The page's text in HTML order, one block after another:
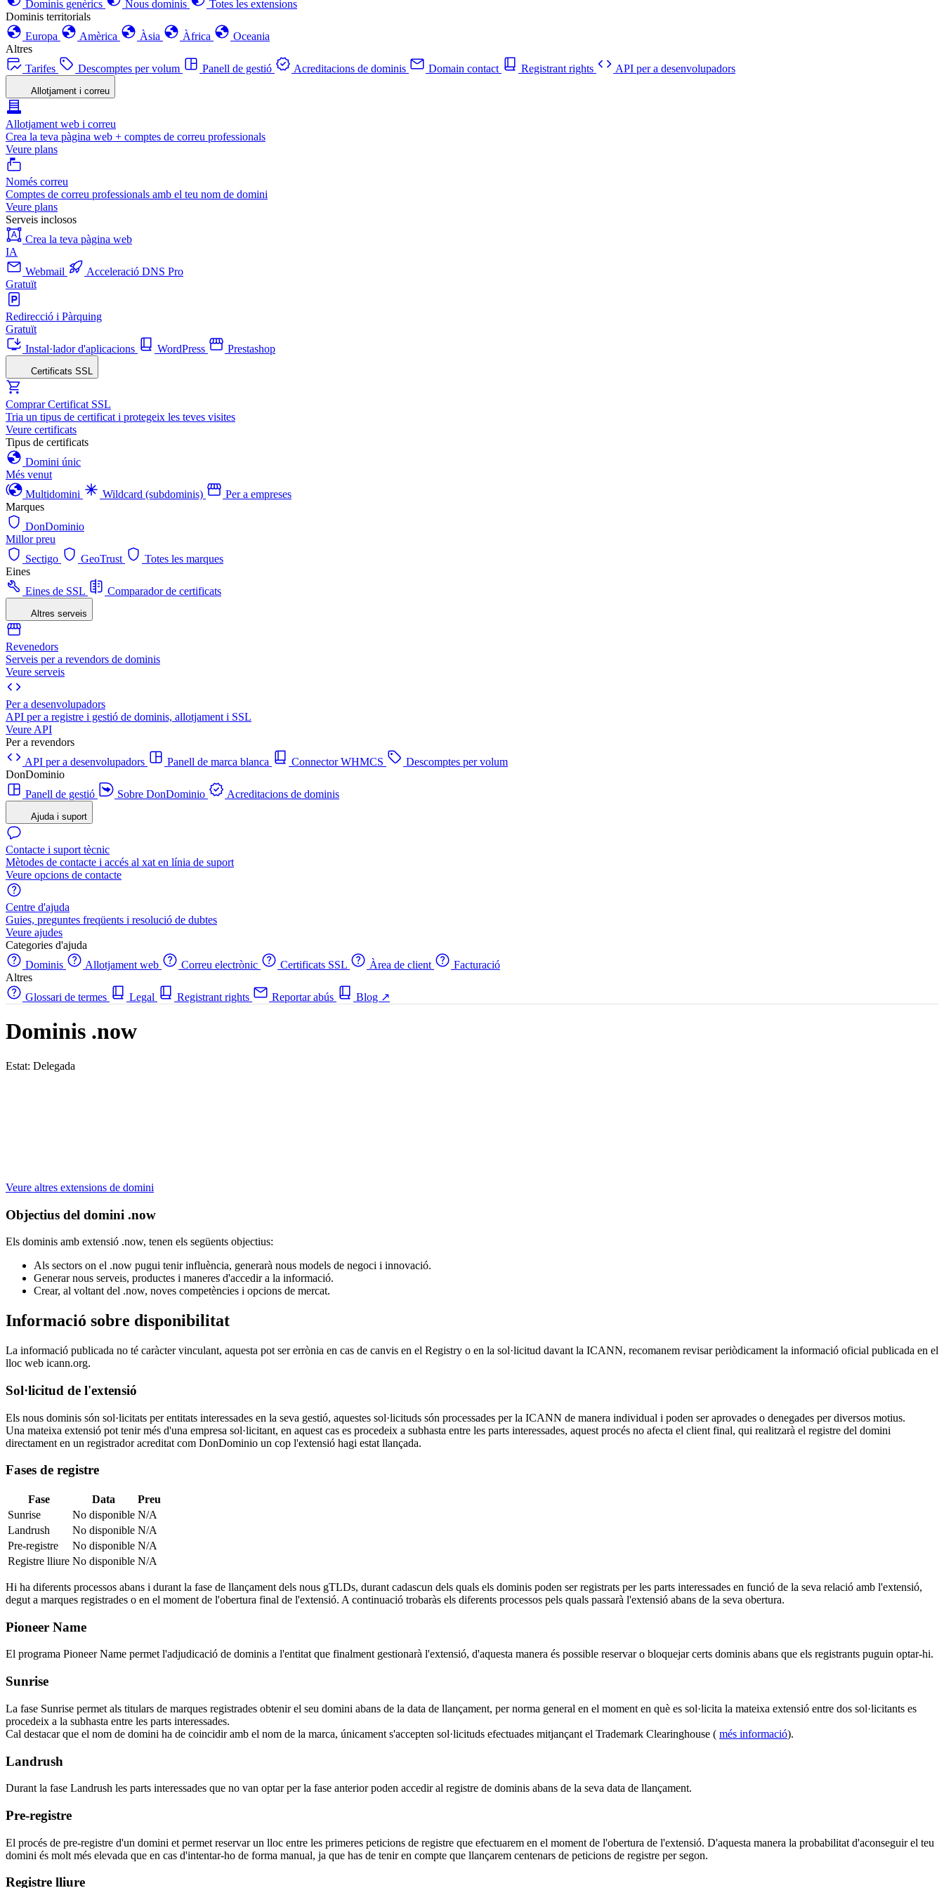
Dominis genèrics Nous dominis
Totes les extensions
Dominis territorials
Europa
Amèrica Àsia Àfrica
Oceania
Altres
Tarifes
Descomptes per volum Panell de gestió Acreditacions de dominis Domain contact Registrant rights API per a desenvolupadors
Allotjament i correu
Allotjament web i correu
Crea la teva pàgina web + comptes de correu professionals
Veure plans
Només correu
Comptes de correu professionals amb el teu nom de domini
Veure plans
Serveis inclosos
Crea la teva pàgina web
IA
Webmail
Acceleració DNS Pro
Gratuït
Redirecció i Pàrquing
Gratuït
Instal·lador d'aplicacions
WordPress Prestashop
Certificats SSL
Comprar Certificat SSL
Tria un tipus de certificat i protegeix les teves visites
Veure certificats
Tipus de certificats
Domini únic
Més venut
Multidomini
Wildcard (subdominis)
Per a empreses
Marques
DonDominio
Millor preu
Sectigo
GeoTrust
Totes les marques
Eines
Eines de SSL
Comparador de certificats
Altres serveis
Revenedors
Serveis per a revendors de dominis
Veure serveis
Per a desenvolupadors
API per a registre i gestió de dominis, allotjament i SSL
Veure API
Per a revendors
API per a desenvolupadors
Panell de marca blanca Connector WHMCS
Descomptes per volum
DonDominio
Panell de gestió
Sobre DonDominio Acreditacions de dominis
Ajuda i suport
Contacte i suport tècnic
Mètodes de contacte i accés al xat en línia de suport
Veure opcions de contacte
Centre d'ajuda
Guies, preguntes freqüents i resolució de dubtes
Veure ajudes
Categories d'ajuda
Dominis
Allotjament web Correu electrònic Certificats SSL Àrea de client
Facturació
Altres
Glossari de termes
Legal Registrant rights Reportar abús Blog ↗
Dominis .now
Estat: Delegada
Veure altres extensions de domini
Objectius del domini .now
Els dominis amb extensió .now, tenen els següents objectius:
Als sectors on el .now pugui tenir influència, generarà nous models de negoci i innovació.
Generar nous serveis, productes i maneres d'accedir a la informació.
Crear, al voltant del .now, noves competències i opcions de mercat.
Informació sobre disponibilitat
La informació publicada no té caràcter vinculant, aquesta pot ser errònia en cas de canvis en el Registry o en la sol·licitud davant la ICANN, recomanem revisar periòdicament la informació oficial publicada en el
lloc web icann.org.
Sol·licitud de l'extensió
Els nous dominis són sol·licitats per entitats interessades en la seva gestió, aquestes sol·licituds són processades per la ICANN de manera individual i poden ser aprovades o denegades per diversos motius.
Una mateixa extensió pot tenir més d'una empresa sol·licitant, en aquest cas es procedeix a subhasta entre les parts interessades, aquest procés no afecta el client final, qui realitzarà el registre del domini
directament en un registrador acreditat com DonDominio un cop l'extensió hagi estat llançada.
Fases de registre
Fase Data
Preu
Sunrise
No disponible N/A
Landrush
No disponible N/A
Pre-registre
No disponible N/A
Registre lliure No disponible N/A
Hi ha diferents processos abans i durant la fase de llançament dels nous gTLDs, durant cadascun dels quals els dominis poden ser registrats per les parts interessades en funció de la seva relació amb l'extensió,
degut a marques registrades o en el moment de l'obertura final de l'extensió. A continuació trobaràs els diferents processos pels quals passarà l'extensió abans de la seva obertura.
Pioneer Name
El programa Pioneer Name permet l'adjudicació de dominis a l'entitat que finalment gestionarà l'extensió, d'aquesta manera és possible reservar o bloquejar certs dominis abans que els registrants puguin optar-hi.
Sunrise
La fase Sunrise permet als titulars de marques registrades obtenir el seu domini abans de la data de llançament, per norma general en el moment en què es sol·licita la mateixa extensió entre dos sol·licitants es
procedeix a la subhasta entre les parts interessades.
Cal destacar que el nom de domini ha de coincidir amb el nom de la marca, únicament s'accepten sol·licituds efectuades mitjançant el Trademark Clearinghouse ( més informació).
Landrush
Durant la fase Landrush les parts interessades que no van optar per la fase anterior poden accedir al registre de dominis abans de la seva data de llançament.
Pre-registre
El procés de pre-registre d'un domini et permet reservar un lloc entre les primeres peticions de registre que efectuarem en el moment de l'obertura de l'extensió. D'aquesta manera la probabilitat d'aconseguir el teu
domini és molt més elevada que en cas d'intentar-ho de forma manual, ja que has de tenir en compte que llançarem centenars de peticions de registre per segon.
Registre lliure